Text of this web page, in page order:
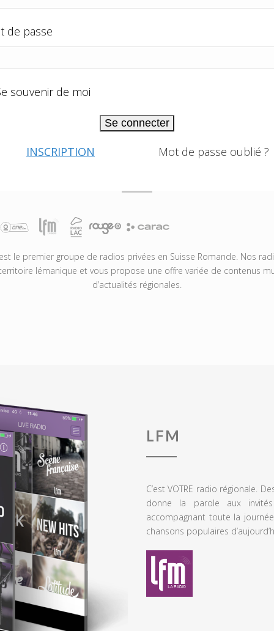
de passe
souvenir de moi
Se connecter
INSCRIPTION Mot de passe oublié ?
le premier groupe de radios privées en Suisse Romande. Nos
lémanique et vous propose une offre variée de contenus
d’actualités régionales.
LFM
C’est VOTRE radio régionale.
donne la parole aux
accompagnant toute la
chansons populaires